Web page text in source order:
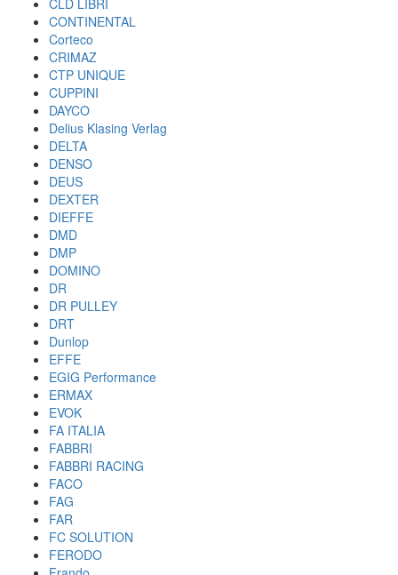
CLD LIBRI
CONTINENTAL
Corteco
CRIMAZ
CTP UNIQUE
CUPPINI
DAYCO
Delius Klasing Verlag
DELTA
DENSO
DEUS
DEXTER
DIEFFE
DMD
DMP
DOMINO
DR
DR PULLEY
DRT
Dunlop
EFFE
EGIG Performance
ERMAX
EVOK
FA ITALIA
FABBRI
FABBRI RACING
FACO
FAG
FAR
FC SOLUTION
FERODO